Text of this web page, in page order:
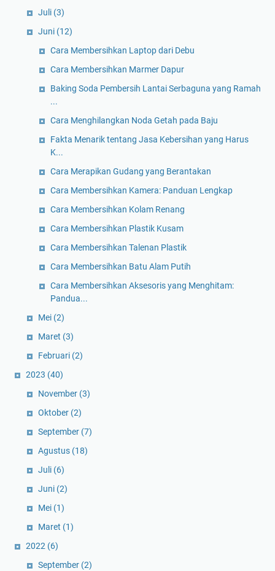
Juli (3)
Juni (12)
Cara Membersihkan Laptop dari Debu
Cara Membersihkan Marmer Dapur
Baking Soda Pembersih Lantai Serbaguna yang Ramah
...
Cara Menghilangkan Noda Getah pada Baju
Fakta Menarik tentang Jasa Kebersihan yang Harus
K...
Cara Merapikan Gudang yang Berantakan
Cara Membersihkan Kamera: Panduan Lengkap
Cara Membersihkan Kolam Renang
Cara Membersihkan Plastik Kusam
Cara Membersihkan Talenan Plastik
Cara Membersihkan Batu Alam Putih
Cara Membersihkan Aksesoris yang Menghitam:
Pandua...
Mei (2)
Maret (3)
Februari (2)
2023 (40)
November (3)
Oktober (2)
September (7)
Agustus (18)
Juli (6)
Juni (2)
Mei (1)
Maret (1)
2022 (6)
September (2)